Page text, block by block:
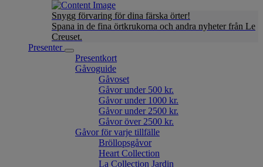
Snygg förvaring för dina färska örter!
Spana in de fina örtkrukorna och andra nyheter från Le
Creuset.
Presenter
Presentkort
Gåvoguide
Gåvoset
Gåvor under 500 kr.
Gåvor under 1000 kr.
Gåvor under 2500 kr.
Gåvor över 2500 kr.
Gåvor för varje tillfälle
Bröllopsgåvor
Heart Collection
La Collection Jardin